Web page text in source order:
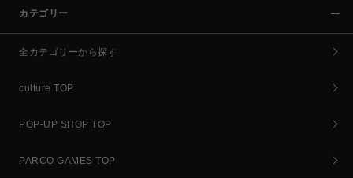
カテゴリー
全カテゴリーから探す
culture TOP
POP-UP SHOP TOP
PARCO GAMES TOP